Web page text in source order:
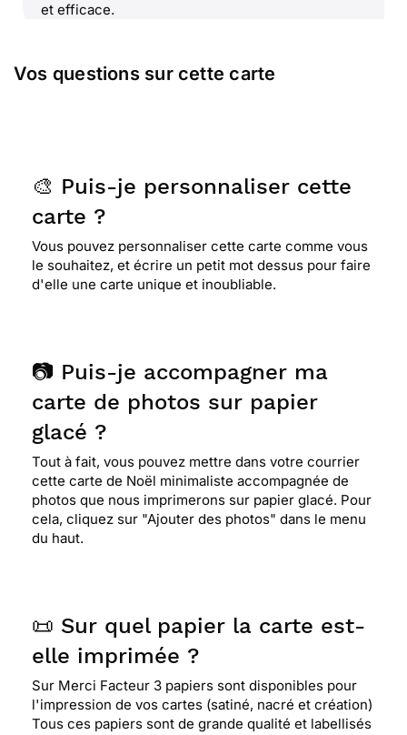
et efficace.
Vos questions sur cette carte
🎨 Puis-je personnaliser cette
carte ?
Vous pouvez personnaliser cette carte comme vous
le souhaitez, et écrire un petit mot dessus pour faire
d'elle une carte unique et inoubliable.
📷 Puis-je accompagner ma
carte de photos sur papier
glacé ?
Tout à fait, vous pouvez mettre dans votre courrier
cette carte de Noël minimaliste accompagnée de
photos que nous imprimerons sur papier glacé. Pour
cela, cliquez sur "Ajouter des photos" dans le menu
du haut.
📜 Sur quel papier la carte est-
elle imprimée ?
Sur Merci Facteur 3 papiers sont disponibles pour
l'impression de vos cartes (satiné, nacré et création)
Tous ces papiers sont de grande qualité et labellisés